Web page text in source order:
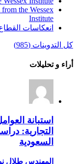
the Wessex
Institute‏
انعكاسات
كل التدوينات (985)
أراء و تحليلات
استبانة
التجارية:
السعودية
المهندس طلال